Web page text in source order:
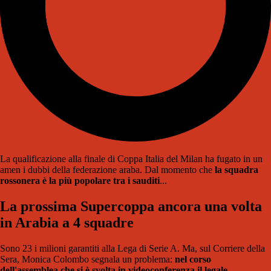
La qualificazione alla finale di Coppa Italia del Milan ha fugato in un
amen i dubbi della federazione araba. Dal momento che la squadra
rossonera è la più popolare tra i sauditi...
La prossima Supercoppa ancora una volta
in Arabia a 4 squadre
Sono 23 i milioni garantiti alla Lega di Serie A. Ma, sul Corriere della
Sera, Monica Colombo segnala un problema: nel corso